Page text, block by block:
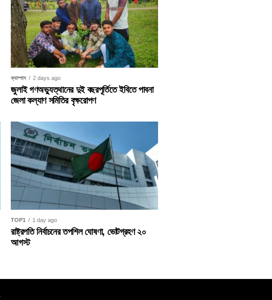
ক্যাম্পাস 2 days ago
জুলাই গণঅভ্যুত্থানের দুই বছরপূর্তিতে ইবিতে পাবনা
জেলা কল্যাণ সমিতির বৃক্ষরোপণ
TOP1 1 day ago
রাষ্ট্রপতি নির্বাচনের তপশিল ঘোষণা, ভোটগ্রহণ ২০
আগস্ট